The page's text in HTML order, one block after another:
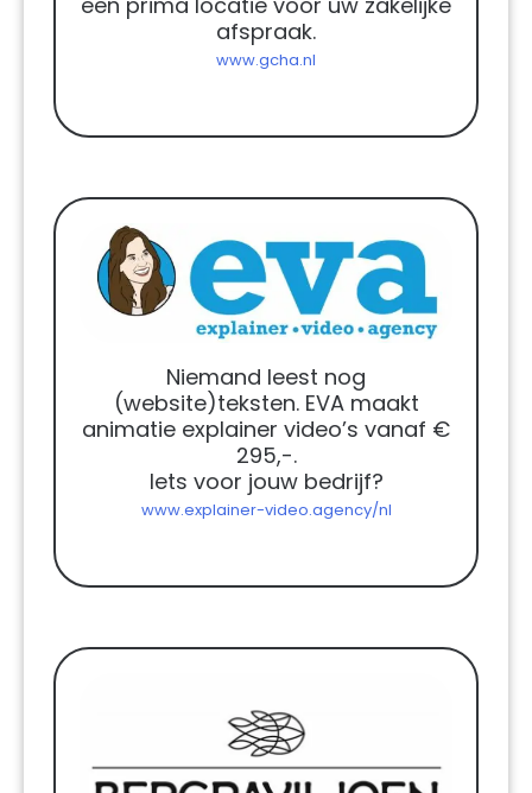
afspraak.
www.gcha.nl
Niemand leest nog
(website)teksten. EVA maakt
animatie explainer video’s vanaf €
295,-.
Iets voor jouw bedrijf?
www.explainer-video.agency/nl